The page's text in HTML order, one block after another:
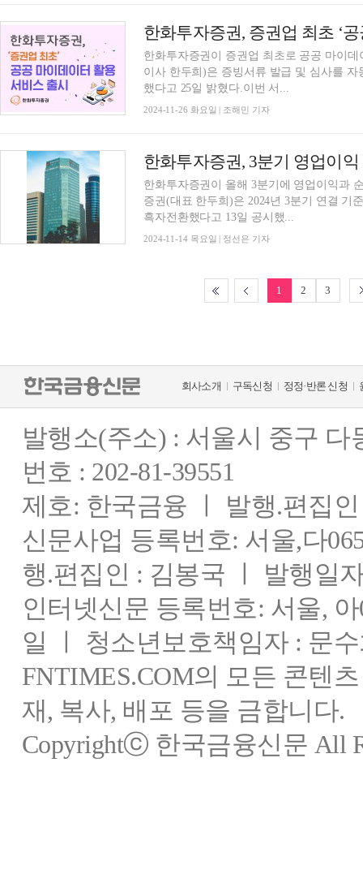
한화투자증권, 증권업 최초 ‘
한화투자증권이 증권업 최초로 공공 마이
이사 한두희)은 증빙서류 발급 및 심사를 자
했다고 25일 밝혔다.이번 서...
2024-11-26 화요일 | 조해민 기자
한화투자증권이 올해 3분기에 영업이익과
증권(대표 한두희)은 2024년 3분기 연결 기
흑자전환했다고 13일 공시했...
2024-11-14 목요일 | 정선은 기자
1 2 3
회사소개 구독신청 정정·반론 신청
발행소(주소) : 서울시 중구
번호 : 202-81-39551
제호: 한국금융 ㅣ 발행.편집
신문사업 등록번호: 서울,다
행.편집인 : 김봉국 ㅣ 발행일
인터넷신문 등록번호: 서울,
일 ㅣ 청소년보호책임자 : 문
FNTIMES.COM의 모든 콘텐
재, 복사, 배포 등을 금합니다.
Copyrightⓒ 한국금융신문 All